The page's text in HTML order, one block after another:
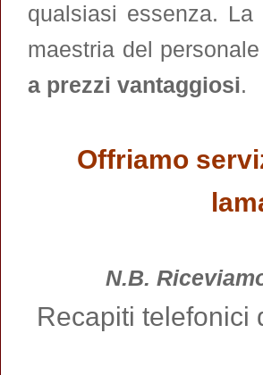
qualsiasi essenza.
maestria del
a prezzi vantaggiosi.
Offriamo
N.B.
Recapiti telefonici